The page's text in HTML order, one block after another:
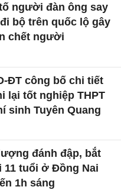
người đàn ông say
bộ trên quốc lộ gây
chết người
ĐT công bố chi tiết
lại tốt nghiệp THPT
sinh Tuyên Quang
đánh đập, bắt
11 tuổi ở Đồng Nai
1h sáng